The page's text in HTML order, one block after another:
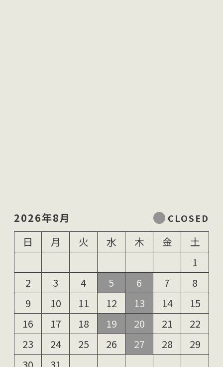
2026年8月
日
月 火 水 木 金
土
1
2
3 4 5 6 7
8
9
10 11 12 13 14
15
16
17 18 19 20 21
22
23
24 25 26 27 28
29